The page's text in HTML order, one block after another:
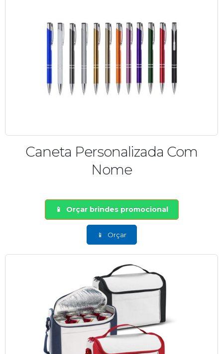
Caneta Personalizada Com
Nome
Orçar brindes promocional
Orçar